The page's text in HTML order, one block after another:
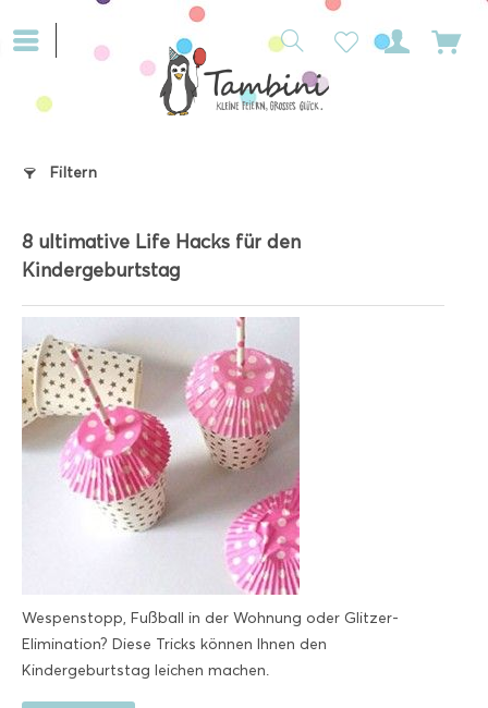
Filtern
8 ultimative Life Hacks für den
Kindergeburtstag
Wespenstopp, Fußball in der Wohnung oder Glitzer-
Elimination? Diese Tricks können Ihnen den
Kindergeburtstag leichen machen.